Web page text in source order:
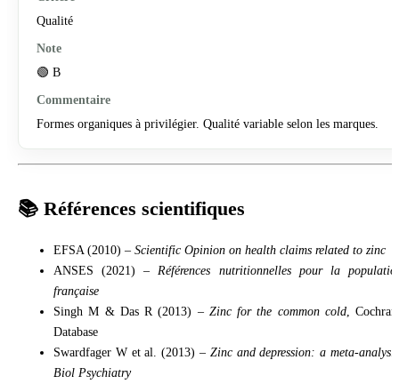
Qualité
🟢 B
Formes organiques à privilégier. Qualité variable selon les marques.
📚 Références scientifiques
EFSA (2010) – Scientific Opinion on health claims related to zinc
ANSES (2021) – Références nutritionnelles pour la
française
Singh M & Das R (2013) – Zinc for the common cold,
Database
Swardfager W et al. (2013) – Zinc and depression: a meta-analysis
Biol Psychiatry